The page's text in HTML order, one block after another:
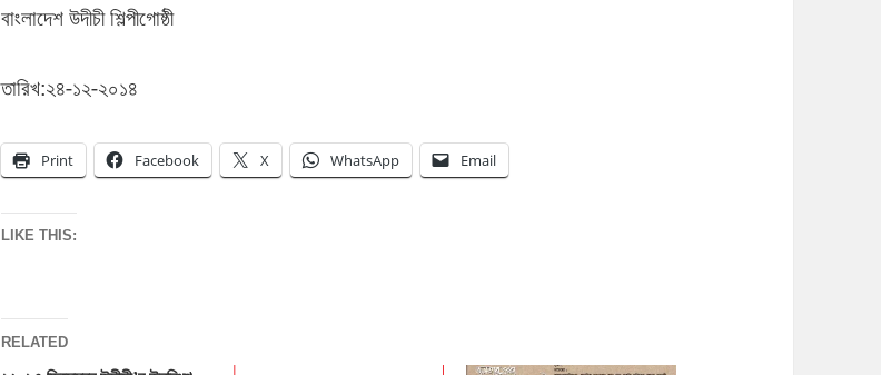
বাংলাদেশ উদীচী শিল্পীগোষ্ঠী
তারিখ:২৪-১২-২০১৪
Print Facebook X WhatsApp Email
LIKE THIS:
RELATED